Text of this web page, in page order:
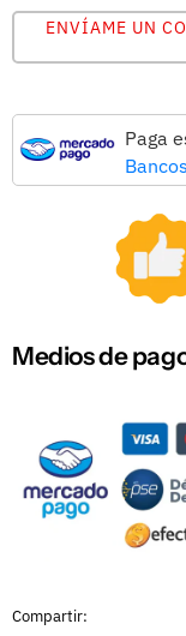
ENVÍAME UN
Paga
Medios de
Compartir: